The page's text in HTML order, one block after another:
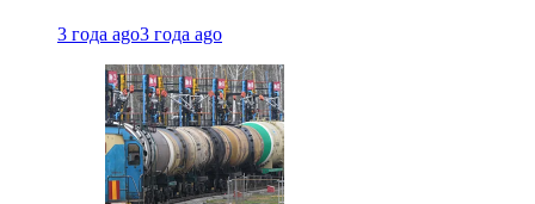
3 года ago3 года ago